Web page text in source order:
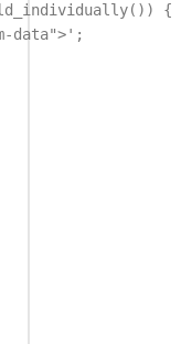
{
data">';